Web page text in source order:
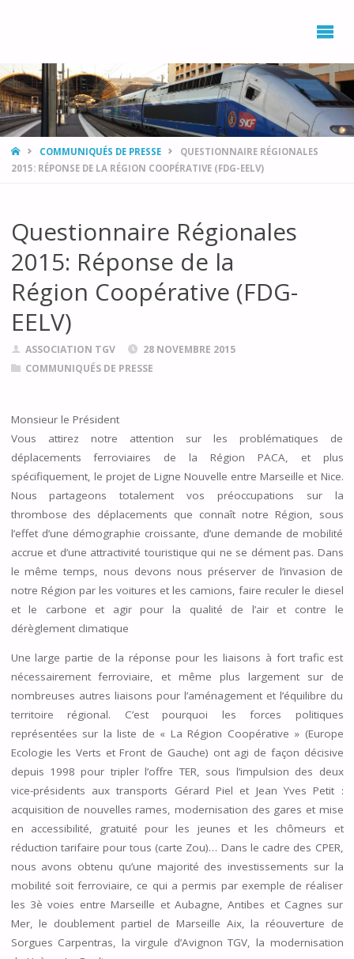
ENVIRONNEMENT
PROVENCE AZUR
AVEC LE RAIL ET
LE TRAIN
(DEPART)
HOMECOMMUNIQUÉS DE PRESSE
QUESTIONNAIRE RÉGIONALES
2015: RÉPONSE DE LA RÉGION COOPÉRATIVE (FDG-EELV)
Questionnaire Régionales
2015: Réponse de la
Région Coopérative (FDG-
EELV)
ASSOCIATION TGV
28 NOVEMBRE 2015
COMMUNIQUÉS DE PRESSE
Monsieur le Président
Vous attirez notre attention sur les problématiques de
déplacements ferroviaires de la Région PACA, et plus
spécifiquement, le projet de Ligne Nouvelle entre Marseille et Nice.
Nous partageons totalement vos préoccupations sur la
thrombose des déplacements que connaît notre Région, sous
l’effet d’une démographie croissante, d’une demande de mobilité
accrue et d’une attractivité touristique qui ne se dément pas. Dans
le même temps, nous devons nous préserver de l’invasion de
notre Région par les voitures et les camions, faire reculer le diesel
et le carbone et agir pour la qualité de l’air et contre le
dérèglement climatique
Une large partie de la réponse pour les liaisons à fort trafic est
nécessairement ferroviaire, et même plus largement sur de
nombreuses autres liaisons pour l’aménagement et l’équilibre du
territoire régional. C’est pourquoi les forces politiques
représentées sur la liste de « La Région Coopérative » (Europe
Ecologie les Verts et Front de Gauche) ont agi de façon décisive
depuis 1998 pour tripler l’offre TER, sous l’impulsion des deux
vice-présidents aux transports Gérard Piel et Jean Yves Petit :
acquisition de nouvelles rames, modernisation des gares et mise
en accessibilité, gratuité pour les jeunes et les chômeurs et
réduction tarifaire pour tous (carte Zou)… Dans le cadre des CPER,
nous avons obtenu qu’une majorité des investissements sur la
mobilité soit ferroviaire, ce qui a permis par exemple de réaliser
les 3è voies entre Marseille et Aubagne, Antibes et Cagnes sur
Mer, le doublement partiel de Marseille Aix, la réouverture de
Sorgues Carpentras, la virgule d’Avignon TGV, la modernisation